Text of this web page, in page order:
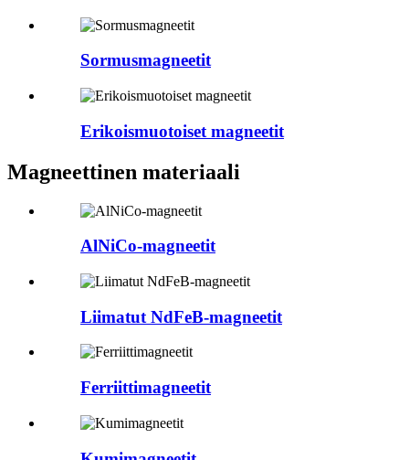
Sormusmagneetit
Erikoismuotoiset magneetit
Magneettinen materiaali
AlNiCo-magneetit
Liimatut NdFeB-magneetit
Ferriittimagneetit